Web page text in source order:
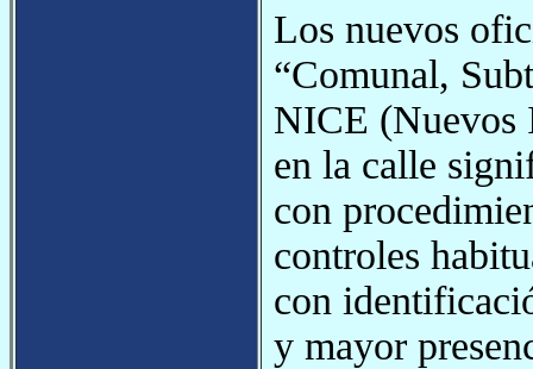
Los nuevos
“Comunal,
NICE (Nuevos
en la calle
con
controles
con
y mayor